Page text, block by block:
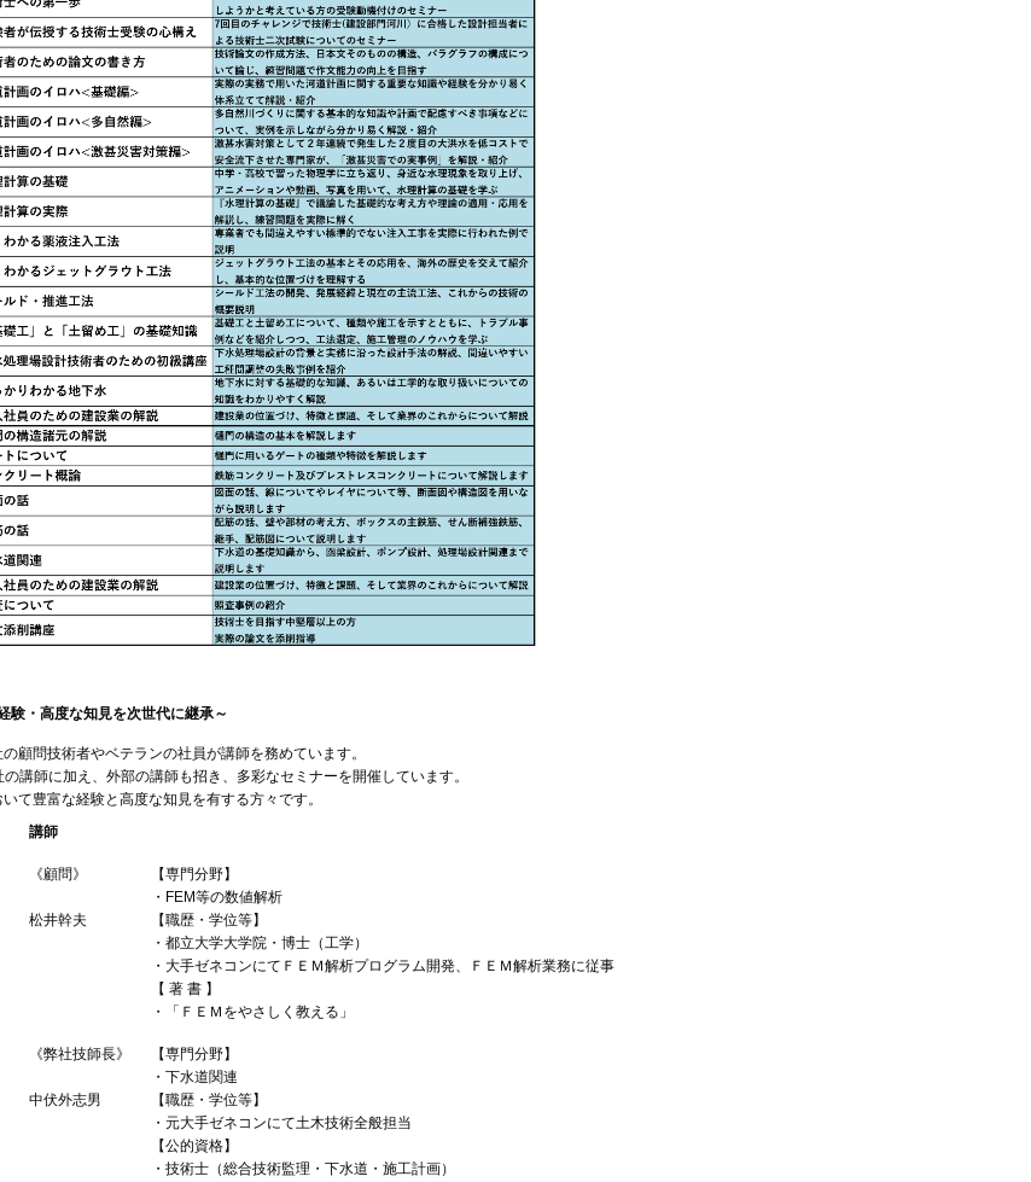
・高度な知見を次世代に継承～
顧問技術者やベテランの社員が講師を務めています。
の講師に加え、外部の講師も招き、多彩なセミナーを開催しています。
て豊富な経験と高度な知見を有する方々です。
講師
《顧問》
松井幹夫
【専門分野】
・FEM等の数値解析
【職歴・学位等】
・都立大学大学院・博士（工学）
・大手ゼネコンにてＦＥＭ解析プログラム開発、ＦＥＭ解析業務に従事
【 著 書 】
・「ＦＥＭをやさしく教える」
《弊社技師長》
中伏外志男
【専門分野】
・下水道関連
【職歴・学位等】
・元大手ゼネコンにて土木技術全般担当
【公的資格】
・技術士（総合技術監理・下水道・施工計画）